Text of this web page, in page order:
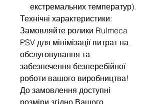
екстремальних температур).
Технічні характеристики:
Замовляйте ролики Rulmeca
PSV для мінімізації витрат на
обслуговування та
забезпечення безперебійної
роботи вашого виробництва!
До замовлення доступні
розміри згідно Вашого